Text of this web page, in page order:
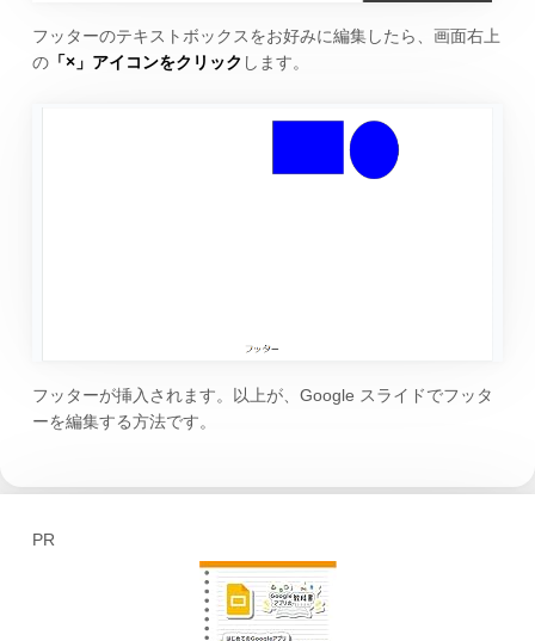
フッターのテキストボックスをお好みに編集したら、画面右上
の「×」アイコンをクリック します。
フッターが挿入されます。以上が、Google スライドでフッタ
ーを編集する方法です。
PR